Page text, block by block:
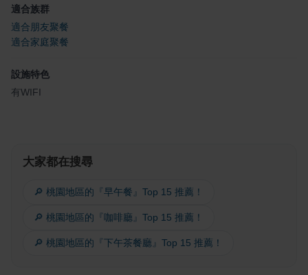
適合族群
適合朋友聚餐
適合家庭聚餐
設施特色
有WIFI
大家都在搜尋
🔎 桃園地區的『早午餐』Top 15 推薦！
🔎 桃園地區的『咖啡廳』Top 15 推薦！
🔎 桃園地區的『下午茶餐廳』Top 15 推薦！